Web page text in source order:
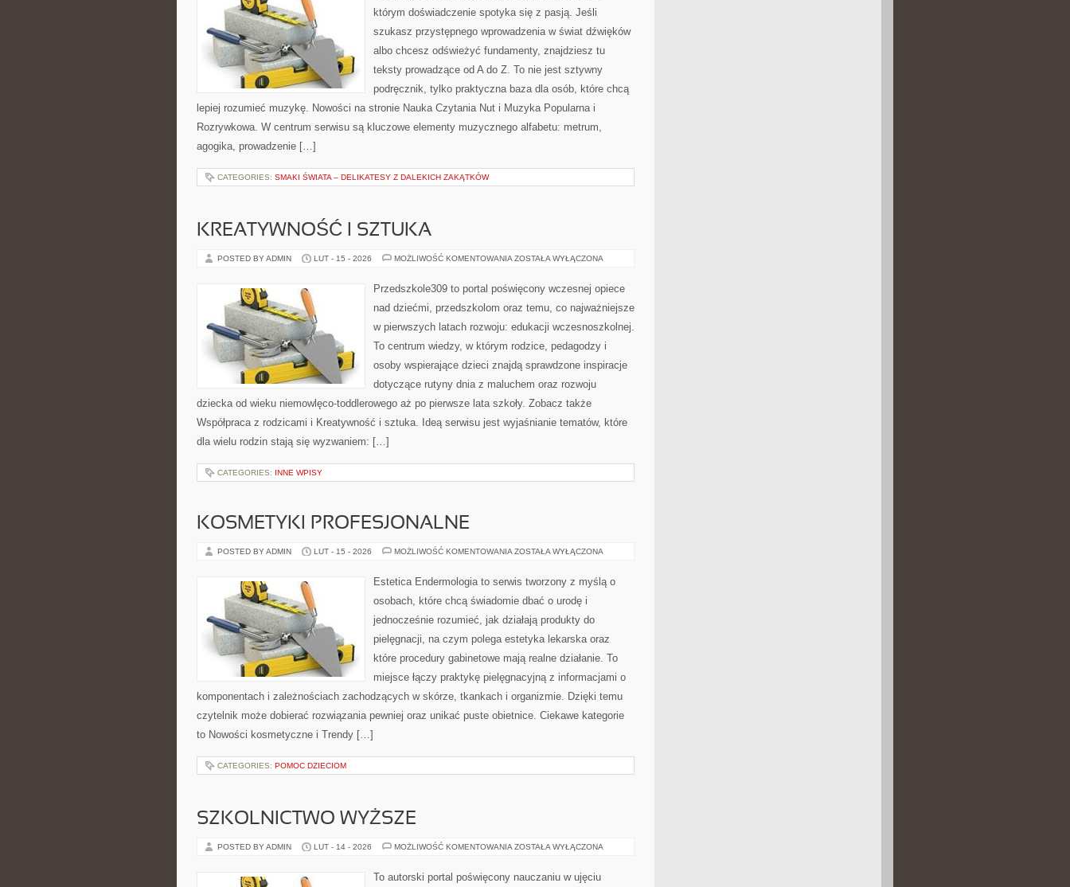
którym doświadczenie spotyka się z pasją. Jeśli
szukasz przystępnego wprowadzenia w świat dźwięków
albo chcesz odświeżyć fundamenty, znajdziesz tu
teksty prowadzące od A do Z. To nie jest sztywny
podręcznik, tylko praktyczna baza dla osób, które chcą
lepiej rozumieć muzykę. Nowości na stronie Nauka Czytania Nut i Muzyka Popularna i
Rozrywkowa. W centrum serwisu są kluczowe elementy muzycznego alfabetu: metrum,
agogika, prowadzenie […]
CATEGORIES: SMAKI ŚWIATA – DELIKATESY Z DALEKICH ZAKĄTKÓW
KREATYWNOŚĆ I SZTUKA
POSTED BY ADMIN LUT - 15 - 2026 MOŻLIWOŚĆ KOMENTOWANIA KREATYWNOŚĆ
ZOSTAŁA WYŁĄCZONA
Przedszkole309 to portal poświęcony wczesnej opiece
nad dziećmi, przedszkolom oraz temu, co najważniejsze
w pierwszych latach rozwoju: edukacji wczesnoszkolnej.
To centrum wiedzy, w którym rodzice, pedagodzy i
osoby wspierające dzieci znajdą sprawdzone inspiracje
dotyczące rutyny dnia z maluchem oraz rozwoju
dziecka od wieku niemowlęco-toddlerowego aż po pierwsze lata szkoły. Zobacz także
Współpraca z rodzicami i Kreatywność i sztuka. Ideą serwisu jest wyjaśnianie tematów, które
dla wielu rodzin stają się wyzwaniem: […]
CATEGORIES: INNE WPISY
KOSMETYKI PROFESJONALNE
POSTED BY ADMIN LUT - 15 - 2026 MOŻLIWOŚĆ KOMENTOWANIA KOSMETYKI
ZOSTAŁA WYŁĄCZONA
Estetica Endermologia to serwis tworzony z myślą o
osobach, które chcą świadomie dbać o urodę i
jednocześnie rozumieć, jak działają produkty do
pielęgnacji, na czym polega estetyka lekarska oraz
które procedury gabinetowe mają realne działanie. To
miejsce łączy praktykę pielęgnacyjną z informacjami o
komponentach i zależnościach zachodzących w skórze, tkankach i organizmie. Dzięki temu
czytelnik może dobierać rozwiązania pewniej oraz unikać puste obietnice. Ciekawe kategorie
to Nowości kosmetyczne i Trendy […]
CATEGORIES: POMOC DZIECIOM
SZKOLNICTWO WYŻSZE
POSTED BY ADMIN LUT - 14 - 2026 MOŻLIWOŚĆ KOMENTOWANIA SZKOLNICTWO
ZOSTAŁA WYŁĄCZONA
To autorski portal poświęcony nauczaniu w ujęciu